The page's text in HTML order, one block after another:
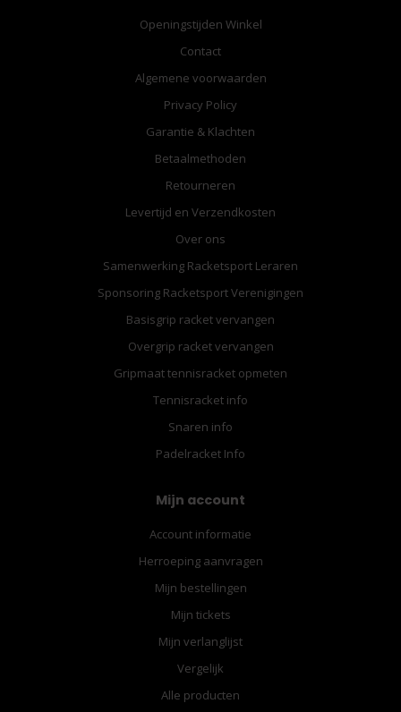
Openingstijden Winkel
Contact
Algemene voorwaarden
Privacy Policy
Garantie & Klachten
Betaalmethoden
Retourneren
Levertijd en Verzendkosten
Over ons
Samenwerking Racketsport Leraren
Sponsoring Racketsport Verenigingen
Basisgrip racket vervangen
Overgrip racket vervangen
Gripmaat tennisracket opmeten
Tennisracket info
Snaren info
Padelracket Info
Mijn account
Account informatie
Herroeping aanvragen
Mijn bestellingen
Mijn tickets
Mijn verlanglijst
Vergelijk
Alle producten